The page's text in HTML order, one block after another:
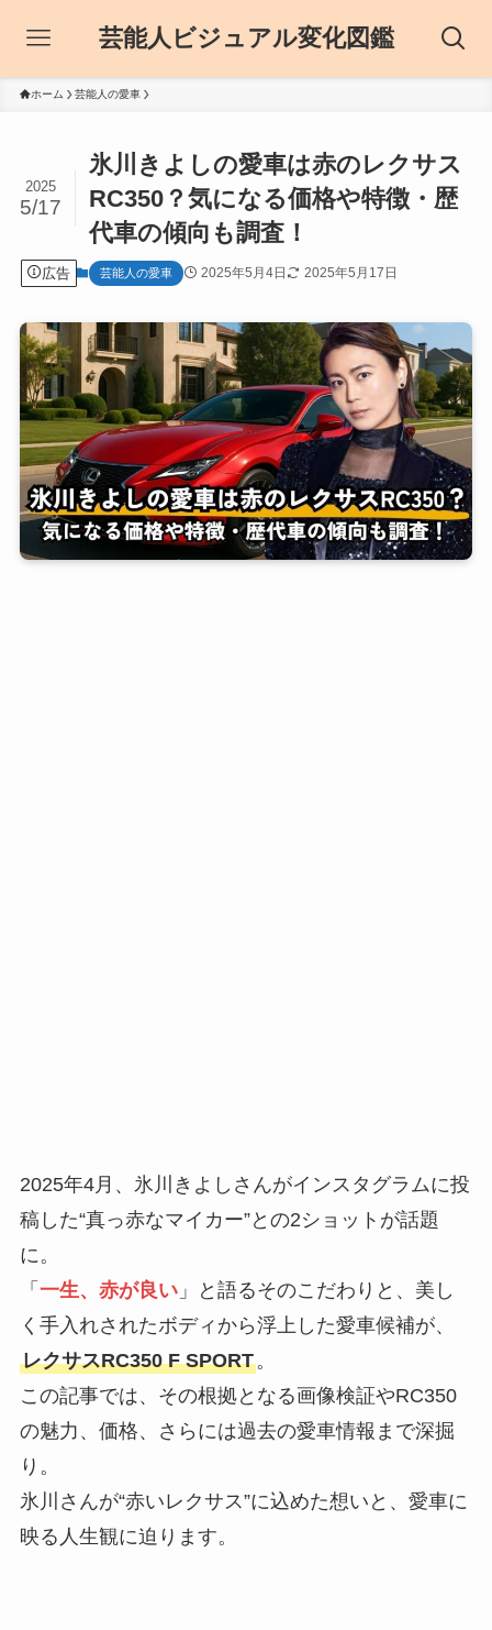
芸能人ビジュアル変化図鑑
ホーム 芸能人の愛車
氷川きよしの愛車は赤のレクサス
RC350？気になる価格や特徴・歴
代車の傾向も調査！
2025
5/17
広告 芸能人の愛車 2025年5月4日 2025年5月17日
2025年4月、氷川きよしさんがインスタグラムに投
稿した“真っ赤なマイカー”との2ショットが話題
に。
「 一生、赤が良い」と語るそのこだわりと、美し
く手入れされたボディから浮上した愛車候補が、
レクサスRC350 F SPORT。
この記事では、その根拠となる画像検証やRC350
の魅力、価格、さらには過去の愛車情報まで深掘
り。
氷川さんが“赤いレクサス”に込めた想いと、愛車に
映る人生観に迫ります。